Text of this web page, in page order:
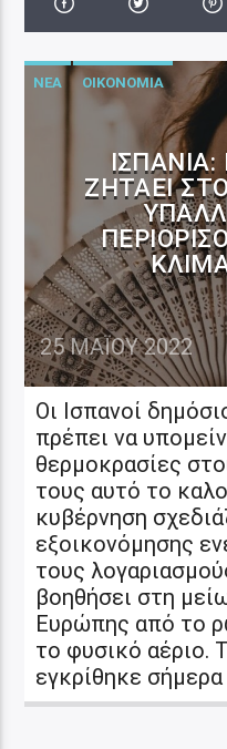
ΝΕΑ ΟΙΚΟΝΟΜΙΑ
ΖΗΤΆΕΙ
25 ΜΑΪ́ΟΥ 2022
Οι Ισπανοί
πρέπει να
θερμοκρασίες
τους αυτό το
κυβέρνηση
εξοικονόμησης
τους
βοηθήσει στη
Ευρώπης από το
το φυσικό αέριο.
εγκρίθηκε